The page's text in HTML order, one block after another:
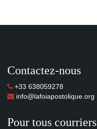
Contactez-nous
+33 638059278
info@lafoiapostolique.org
Pour tous courriers